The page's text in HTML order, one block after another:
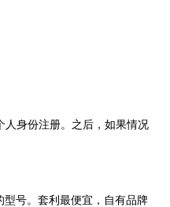
人身份注册。之后，如果情况
型号。套利最便宜，自有品牌